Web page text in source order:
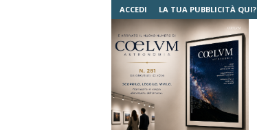
ACCEDI LA TUA PUBBLICITÀ QUI?